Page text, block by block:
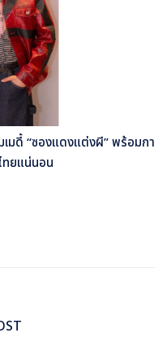
มดี้ “ซองแดงแต่งผี” พร้อมกา
ยแน่นอน